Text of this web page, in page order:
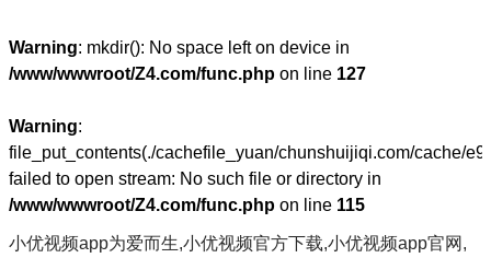
Warning: mkdir(): No space left on device in
/www/wwwroot/Z4.com/func.php on line 127
Warning:
file_put_contents(./cachefile_yuan/chunshuijiqi.com/cache/
failed to open stream: No such file or directory in
/www/wwwroot/Z4.com/func.php on line 115
小优视频app为爱而生,小优视频官方下载,小优视频app官网,